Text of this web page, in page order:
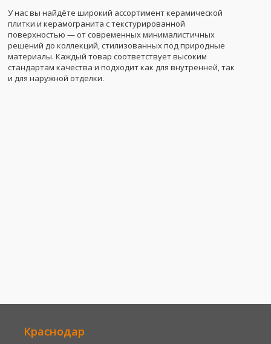
У нас вы найдёте широкий ассортимент керамической
плитки и керамогранита с текстурированной
поверхностью — от современных минималистичных
решений до коллекций, стилизованных под природные
материалы. Каждый товар соответствует высоким
стандартам качества и подходит как для внутренней, так
и для наружной отделки.
Краснодар